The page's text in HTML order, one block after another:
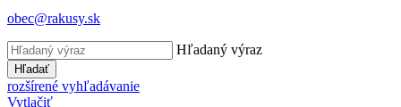
obec@rakusy.sk
Hľadaný výraz
Hľadať
rozšírené vyhľadávanie
Vytlačiť